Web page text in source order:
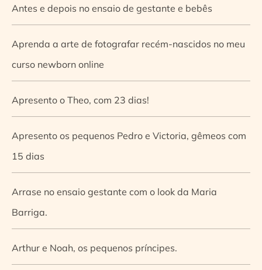
Antes e depois no ensaio de gestante e bebês
Aprenda a arte de fotografar recém-nascidos no meu
curso newborn online
Apresento o Theo, com 23 dias!
Apresento os pequenos Pedro e Victoria, gêmeos com
15 dias
Arrase no ensaio gestante com o look da Maria
Barriga.
Arthur e Noah, os pequenos príncipes.